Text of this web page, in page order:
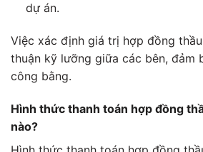
dự án.
Việc xác định giá trị hợp đồng
thuận kỹ lưỡng giữa các bên, đảm
công bằng.
Hình thức thanh toán hợp đồng
nào?